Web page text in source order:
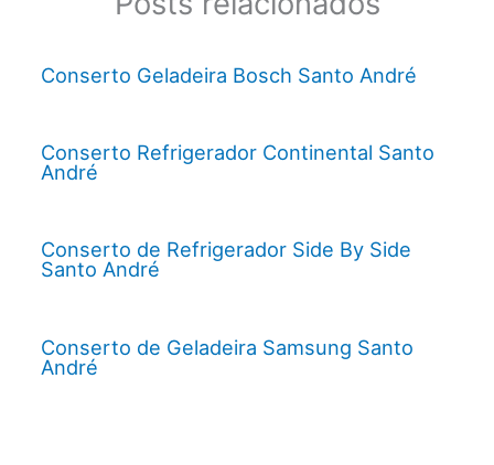
Conserto Geladeira Bosch Santo André
Conserto Refrigerador Continental Santo
André
Conserto de Refrigerador Side By Side
Santo André
Conserto de Geladeira Samsung Santo
André